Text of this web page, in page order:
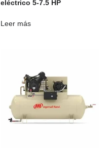
eléctrico 5-7.5 HP
Leer más